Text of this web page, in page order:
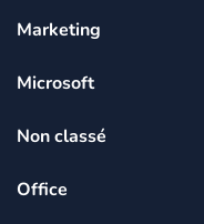
Marketing
Microsoft
Non classé
Office